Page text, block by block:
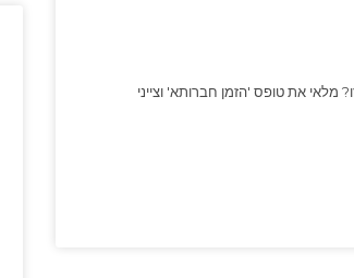
מלאי את טופס 'הזמן חברותא' וצייני